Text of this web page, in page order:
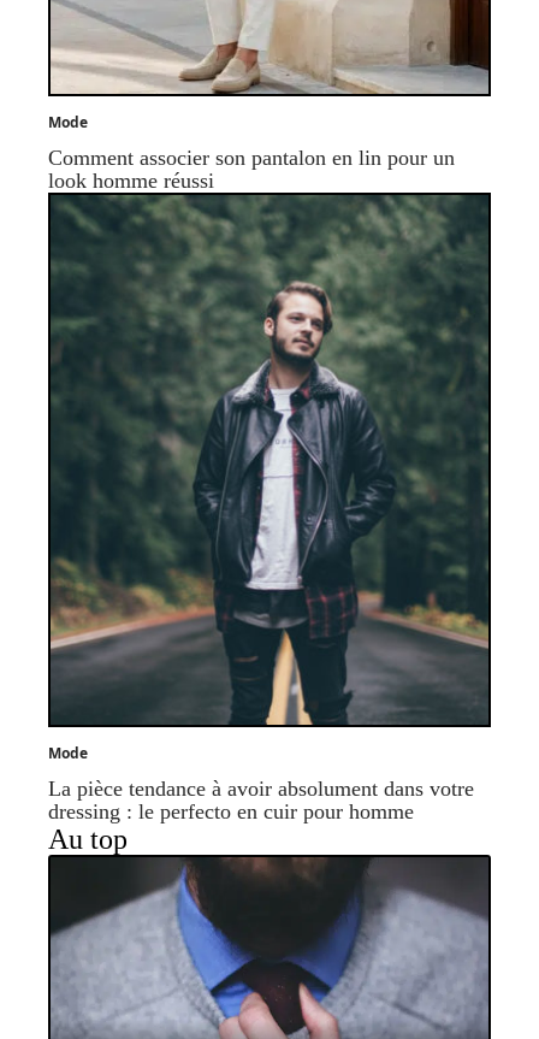
Mode
Comment associer son pantalon en lin pour un
look homme réussi
Mode
La pièce tendance à avoir absolument dans votre
dressing : le perfecto en cuir pour homme
Au top